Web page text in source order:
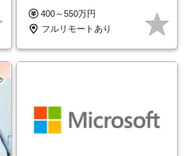
モートOK
400～550万円
フルリモートあり